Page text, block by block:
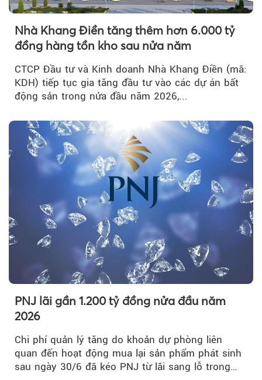
Nhà Khang Điền tăng thêm hơn 6.000 tỷ
đồng hàng tồn kho sau nửa năm
CTCP Đầu tư và Kinh doanh Nhà Khang Điền (mã:
KDH) tiếp tục gia tăng đầu tư vào các dự án bất
động sản trong nửa đầu năm 2026,...
PNJ lãi gần 1.200 tỷ đồng nửa đầu năm
2026
Chi phí quản lý tăng do khoản dự phòng liên
quan đến hoạt động mua lại sản phẩm phát sinh
sau ngày 30/6 đã kéo PNJ từ lãi sang lỗ trong